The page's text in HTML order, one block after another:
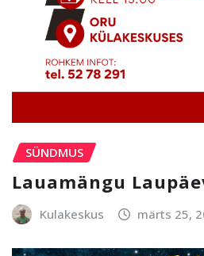
SÜNDMUS
Lauamängu
Kulakeskus märts 25,